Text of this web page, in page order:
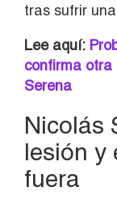
tras sufrir
Lee aquí:
confirma
Serena
Nicolás
lesión y
fuera